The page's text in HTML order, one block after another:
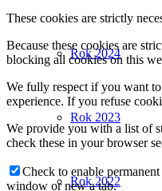
Rok 2024
Rok 2023
Rok 2022
These cookies are strictly
Because these cookies are
blocking all cookies on this
We fully respect if you want
experience. If you refuse
We provide you with a list of
check these in your browser
Check to enable
window or new a tab.